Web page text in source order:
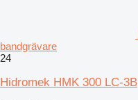
bandgrävare
24
Hidromek HMK 300 LC-3B